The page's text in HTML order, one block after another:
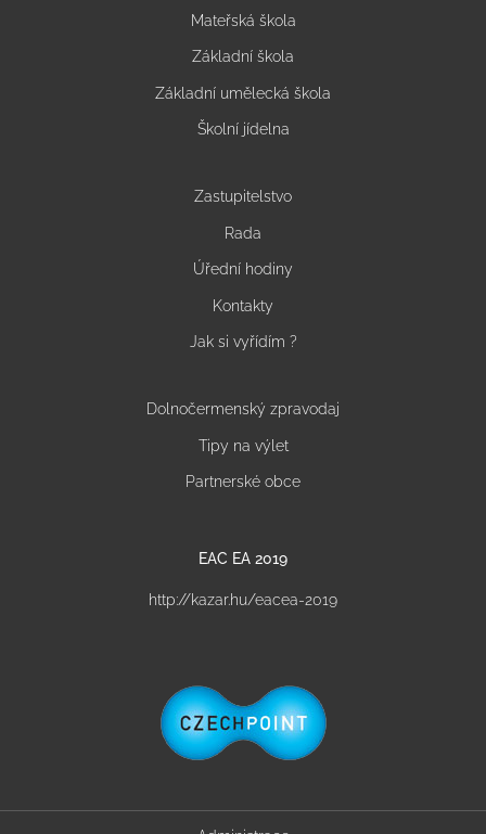
Mateřská škola
Základní škola
Základní umělecká škola
Školní jídelna
Zastupitelstvo
Rada
Úřední hodiny
Kontakty
Jak si vyřídím ?
Dolnočermenský zpravodaj
Tipy na výlet
Partnerské obce
EAC EA 2019
http://kazar.hu/eacea-2019